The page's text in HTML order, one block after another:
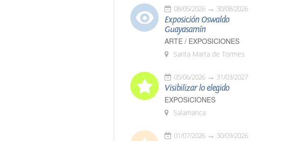
08/05/2026 30/08/2026
Exposición Oswaldo
Guayasamín
ARTE / EXPOSICIONES
Santa Marta de Tormes
05/06/2026 31/03/2027
Visibilizar lo elegido
EXPOSICIONES
Salamanca
01/07/2026 30/09/2026